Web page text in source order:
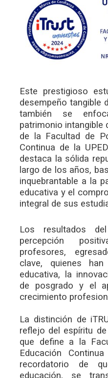
Este prestigioso
desempeño tangible
también se
patrimonio intangible
de la Facultad de
Continua de la
destaca la sólida
largo de los años,
inquebrantable a la
educativa y el
integral de sus
Los resultados
percepción
profesores,
clave, quienes
educativa, la
de posgrado y el
crecimiento
La distinción de
reflejo del espíritu
que define a la
Educación
recordatorio de
educación, se